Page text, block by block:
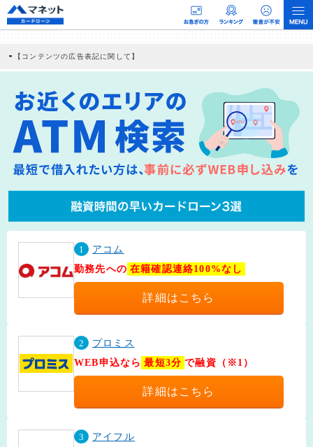
【コンテンツの広告表記に関して】
社に対して企業から紹介報酬が支払われるという収益モデルです。 ただし、特定の
商品を根拠なくPRするものではなく、当編集部の調査／ユーザーへの口コミ収集な
どに基づき、公平性を担保した情報提供を行っています。
>提携企業一覧
1
アコム
勤務先への 在籍確認連絡100%なし
詳細はこちら
2
プロミス
WEB申込なら 最短3分 で融資（※1）
詳細はこちら
3
アイフル